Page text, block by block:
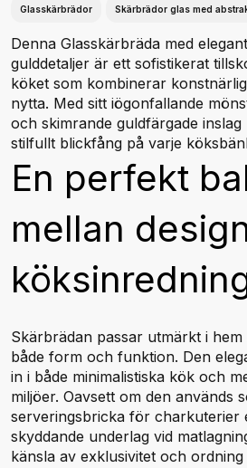
Glasskärbrädor Skärbrädor glas med
Denna Glasskärbräda med
gulddetaljer är ett sofistikerat
köket som kombinerar
nytta. Med sitt iögonfallande
och skimrande guldfärgade
stilfullt blickfång på varje
En perfekt
mellan
Skärbrädan passar utmärkt i
både form och funktion. Den
in i både minimalistiska kök och
miljöer. Oavsett om den används
serveringsbricka för charkuterier
skyddande underlag vid
känsla av exklusivitet och